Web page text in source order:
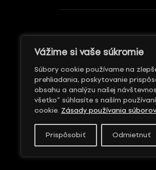
Vážime si vaše súkromie
Súbory cookie používame na
prehliadania, poskytovanie
obsahu a analýzu našej
všetko“ súhlasíte s naším
cookie. Zásady používania
Prispôsobiť Odmietnuť
GENERÁLNY REKLAMNÝ